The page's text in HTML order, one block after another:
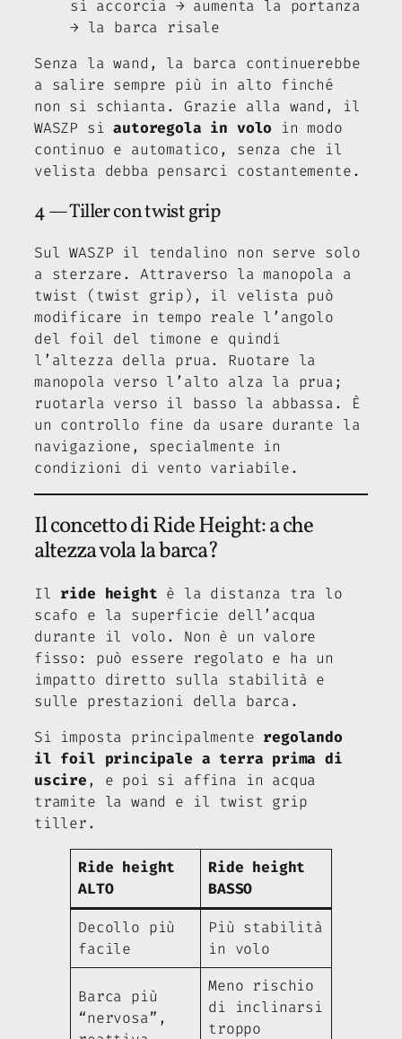
si accorcia → aumenta la portanza
→ la barca risale
Senza la wand, la barca continuerebbe
a salire sempre più in alto finché
non si schianta. Grazie alla wand, il
WASZP siautoregola in volo in modo
continuo e automatico, senza che il
velista debba pensarci costantemente.
4 — Tiller con twist grip
Sul WASZP il tendalino non serve solo
a sterzare. Attraverso la manopola a
twist (twist grip), il velista può
modificare in tempo reale l’angolo
del foil del timone e quindi
l’altezza della prua. Ruotare la
manopola verso l’alto alza la prua;
ruotarla verso il basso la abbassa. È
un controllo fine da usare durante la
navigazione, specialmente in
condizioni di vento variabile.
Il concetto di Ride Height: a che
altezza vola la barca?
Il ride height è la distanza tra lo
scafo e la superficie dell’acqua
durante il volo. Non è un valore
fisso: può essere regolato e ha un
impatto diretto sulla stabilità e
sulle prestazioni della barca.
Si imposta principalmente regolando
il foil principale a terra prima di
uscire, e poi si affina in acqua
tramite la wand e il twist grip
tiller.
Ride height
ALTO
Ride height
BASSO
Decollo più
facile
Più stabilità
in volo
Barca più
“nervosa”,
Meno rischio
di inclinarsi
troppo